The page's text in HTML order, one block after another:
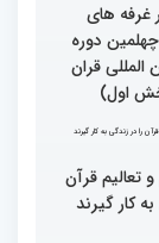
سومین روز
چهلمین
بین المللی